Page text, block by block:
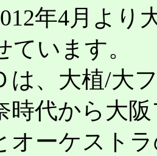
年4月より
ています。
は、大植/大
時代から大
ーケストラ